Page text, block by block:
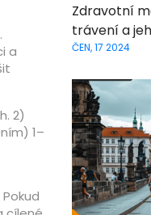
a
2)
1–
Zdravotní
trávení a
ČEN, 17 2024